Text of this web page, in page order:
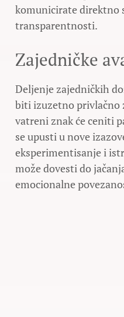
komunicirate direktno
transparentnosti.
Zajedničke
Deljenje zajedničkih
biti izuzetno privlačno
vatreni znak će ceniti
se upusti u nove
eksperimentisanje i
može dovesti do
emocionalne